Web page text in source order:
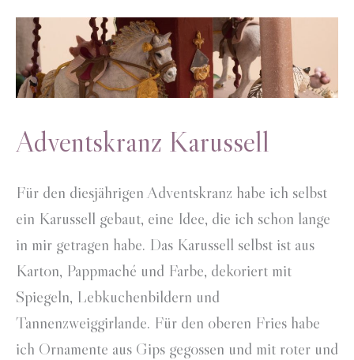
Adventskranz Karussell
Für den diesjährigen Adventskranz habe ich selbst
ein Karussell gebaut, eine Idee, die ich schon lange
in mir getragen habe. Das Karussell selbst ist aus
Karton, Pappmaché und Farbe, dekoriert mit
Spiegeln, Lebkuchenbildern und
Tannenzweiggirlande. Für den oberen Fries habe
ich Ornamente aus Gips gegossen und mit roter und